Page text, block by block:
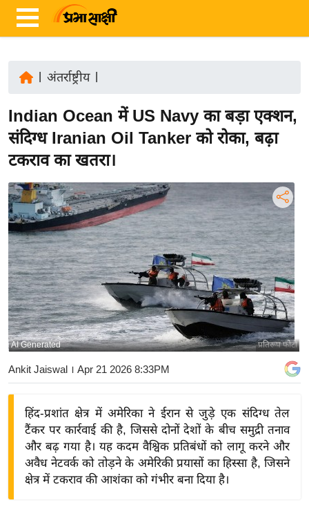
ज़ा
ख
र
रा
ष्ट्री
य
अं
त
र्रा
ष्ट्री
य
बि
ज़
ने
द्यो
अंतर्राष्ट्रीय|
Indian Ocean में US Navy का बड़ा एक्शन,
संदिग्ध Iranian Oil Tanker को रोका, बढ़ा
टकराव का खतरा।
प्रतिरूप फोटो
AI Generated
Ankit Jaiswal । Apr 21 2026 8:33PM
हिंद-प्रशांत क्षेत्र में अमेरिका ने ईरान से जुड़े एक संदिग्ध तेल
टैंकर पर कार्रवाई की है, जिससे दोनों देशों के बीच समुद्री तनाव
और बढ़ गया है। यह कदम वैश्विक प्रतिबंधों को लागू करने और
अवैध नेटवर्क को तोड़ने के अमेरिकी प्रयासों का हिस्सा है, जिसने
क्षेत्र में टकराव की आशंका को गंभीर बना दिया है।